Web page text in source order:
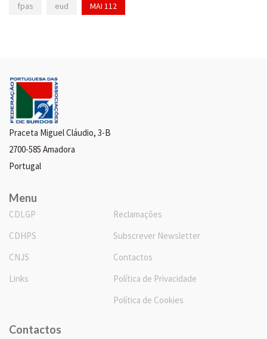
fpas eud MAI 112
Praceta Miguel Cláudio, 3-B
2700-585 Amadora
Portugal
Menu
CDLGP
CDHPS
CNJS
Links
Reclamações
Subscrever Newsletter
Contactos
Política de Privacidade
Política de Cookies
Contactos